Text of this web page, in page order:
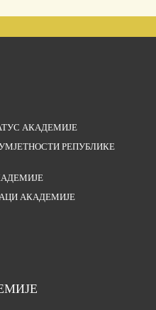
АКАДЕМИЈЕ
РЕПУБЛИКЕ
АКАДЕМИЈЕ